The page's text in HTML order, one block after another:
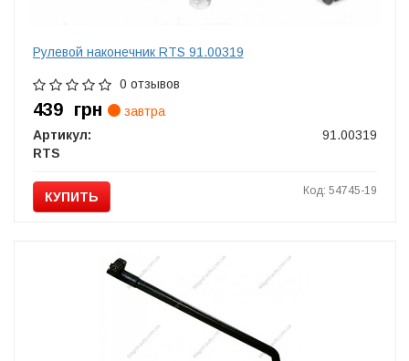
Рулевой наконечник RTS 91.00319
0 отзывов
439 грн
завтра
Артикул:
91.00319
RTS
КУПИТЬ Код: 54745-19